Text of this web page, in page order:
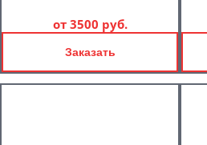
от 3500 руб.
Заказать